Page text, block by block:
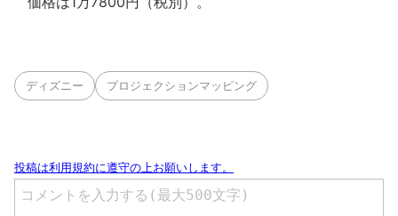
ディズニー プロジェクションマッピング